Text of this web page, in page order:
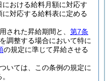
おける給料月額に対応す
対応する給料表に定める
された昇給期間と、 第7条
調整する場合において特に
の規定に準じて昇給させる
いては、この条例の規定に